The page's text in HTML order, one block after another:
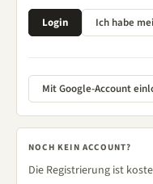
Mit Google-Account
NOCH KEIN ACCOUNT?
Die Registrierung ist